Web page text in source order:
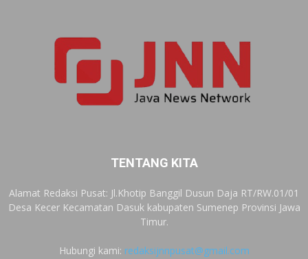
TENTANG KITA
Alamat Redaksi Pusat: Jl.Khotip Banggil Dusun Daja RT/RW.01/01
Desa Kecer Kecamatan Dasuk kabupaten Sumenep Provinsi Jawa
Timur.
Hubungi kami: redaksijnnpusat@gmail.com